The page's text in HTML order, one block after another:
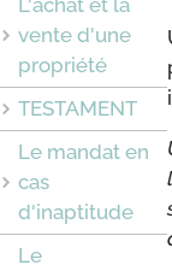
vente d'une
propriété
TESTAMENT
Le mandat en
cas
d'inaptitude
Le